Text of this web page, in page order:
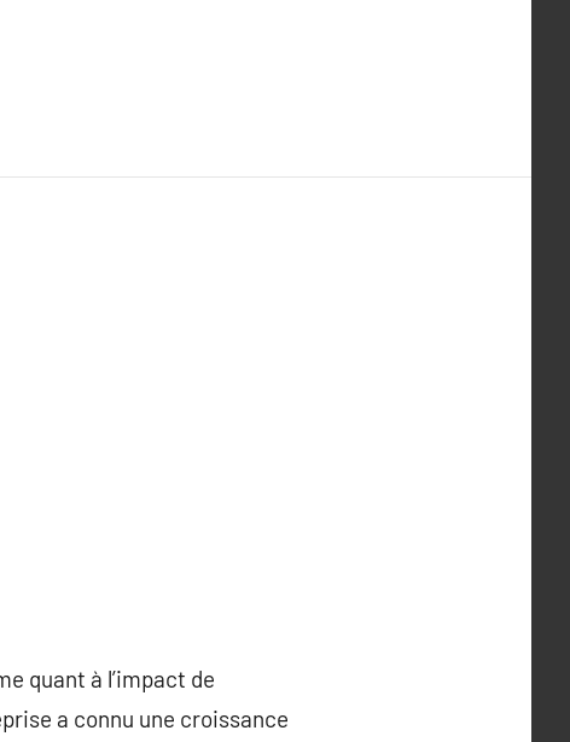
quant à l’impact de
a connu une croissance